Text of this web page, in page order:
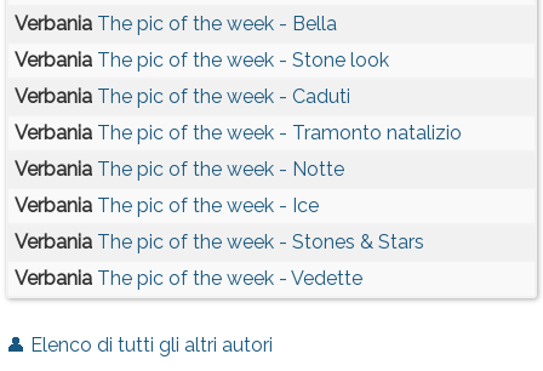
Verbania The pic of the week - Bella
Verbania The pic of the week - Stone look
Verbania The pic of the week - Caduti
Verbania The pic of the week - Tramonto natalizio
Verbania The pic of the week - Notte
Verbania The pic of the week - Ice
Verbania The pic of the week - Stones & Stars
Verbania The pic of the week - Vedette
👤 Elenco di tutti gli altri autori